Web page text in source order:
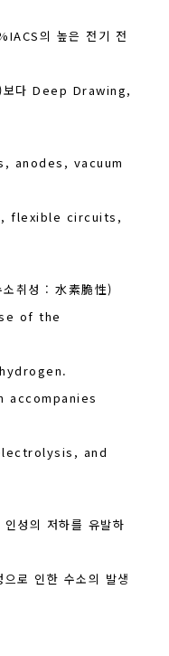
의 높은 전기 전
보다 Deep Drawing,
anodes, vacuum
flexible circuits,
취성 : 水素脆性)
of the
and
성의 저하를 유발하
로 인한 수소의 발생